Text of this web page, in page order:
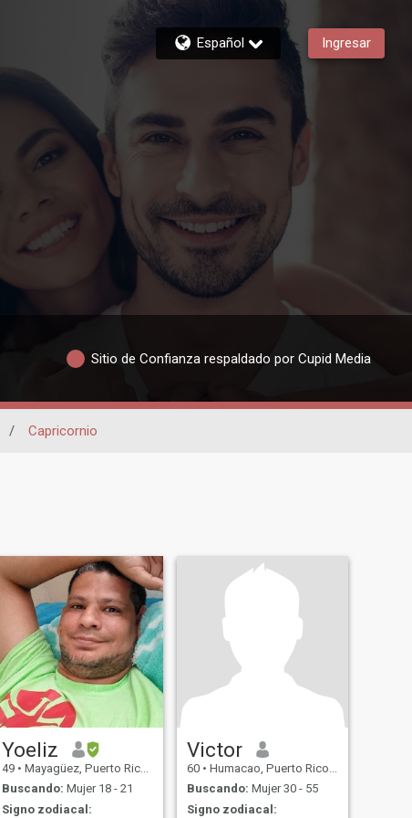
Español Ingresar
Sitio de Confianza respaldado por Cupid Media
/ Capricornio
Yoeliz
49 • Mayagüez, Puerto Rico, Puerto Rico
Buscando: Mujer 18 - 21
Signo zodiacal:
Victor
60 • Humacao, Puerto Rico, Puerto Rico
Buscando: Mujer 30 - 55
Signo zodiacal: